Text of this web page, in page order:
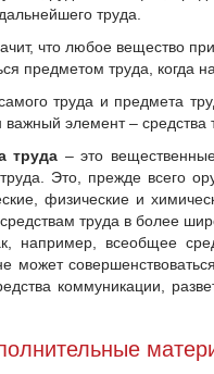
труда.
что любое вещество
предметом труда, когда
труда и предмета
элемент – средства
труда – это
Это, прежде всего
физические и
труда в более
например, всеобщее
может
коммуникации,